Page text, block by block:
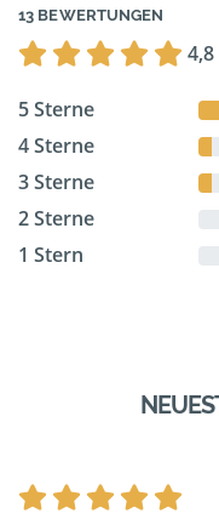
13 BEWERTUNGEN
5 Sterne
4 Sterne
3 Sterne
2 Sterne
1 Stern